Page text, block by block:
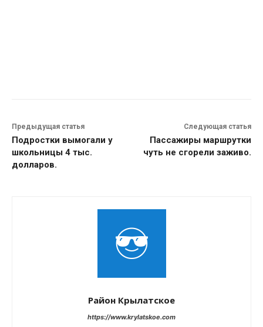
Предыдущая статья
Подростки вымогали у
школьницы 4 тыс.
долларов.
Следующая статья
Пассажиры маршрутки
чуть не сгорели заживо.
Район Крылатское
https://www.krylatskoe.com